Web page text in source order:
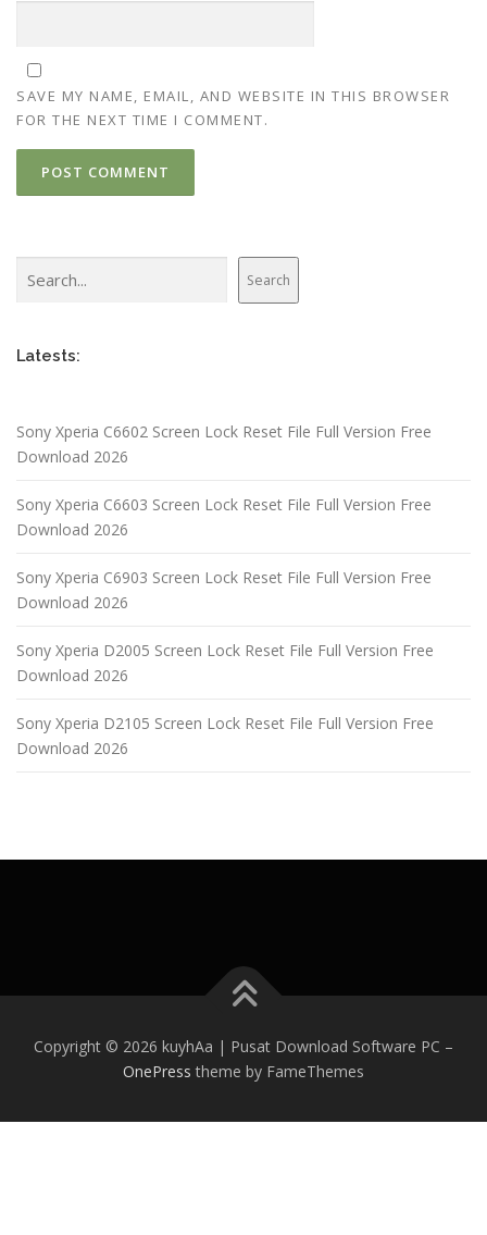
SAVE MY NAME, EMAIL, AND WEBSITE IN THIS BROWSER
FOR THE NEXT TIME I COMMENT.
Search
Latests:
Sony Xperia C6602 Screen Lock Reset File Full Version Free
Download 2026
Sony Xperia C6603 Screen Lock Reset File Full Version Free
Download 2026
Sony Xperia C6903 Screen Lock Reset File Full Version Free
Download 2026
Sony Xperia D2005 Screen Lock Reset File Full Version Free
Download 2026
Sony Xperia D2105 Screen Lock Reset File Full Version Free
Download 2026
Copyright © 2026 kuyhAa | Pusat Download Software PC –
OnePress theme by FameThemes